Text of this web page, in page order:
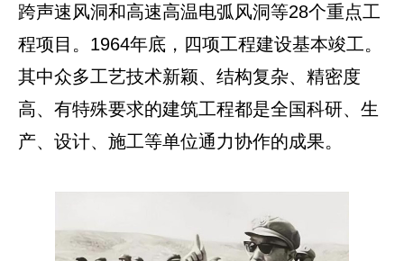
跨声速风洞和高速高温电弧风洞等28个重点工
程项目。1964年底，四项工程建设基本竣工。
其中众多工艺技术新颖、结构复杂、精密度
高、有特殊要求的建筑工程都是全国科研、生
产、设计、施工等单位通力协作的成果。